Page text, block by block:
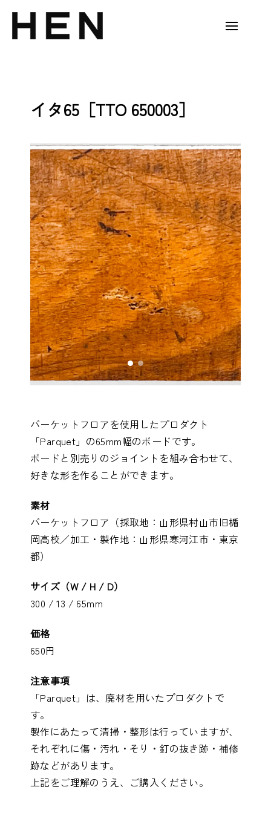
content
イタ65［TTO 650003］
パーケットフロアを使用したプロダクト
「Parquet」の65mm幅のボードです。
ボードと別売りのジョイントを組み合わせて、
好きな形を作ることができます。
素材
パーケットフロア（採取地：山形県村山市旧楯
岡高校／加工・製作地：山形県寒河江市・東京
都）
サイズ（W / H / D）
300 / 13 / 65mm
価格
650円
注意事項
「Parquet」は、廃材を用いたプロダクトで
す。
製作にあたって清掃・整形は行っていますが、
それぞれに傷・汚れ・そり・釘の抜き跡・補修
跡などがあります。
上記をご理解のうえ、ご購入ください。